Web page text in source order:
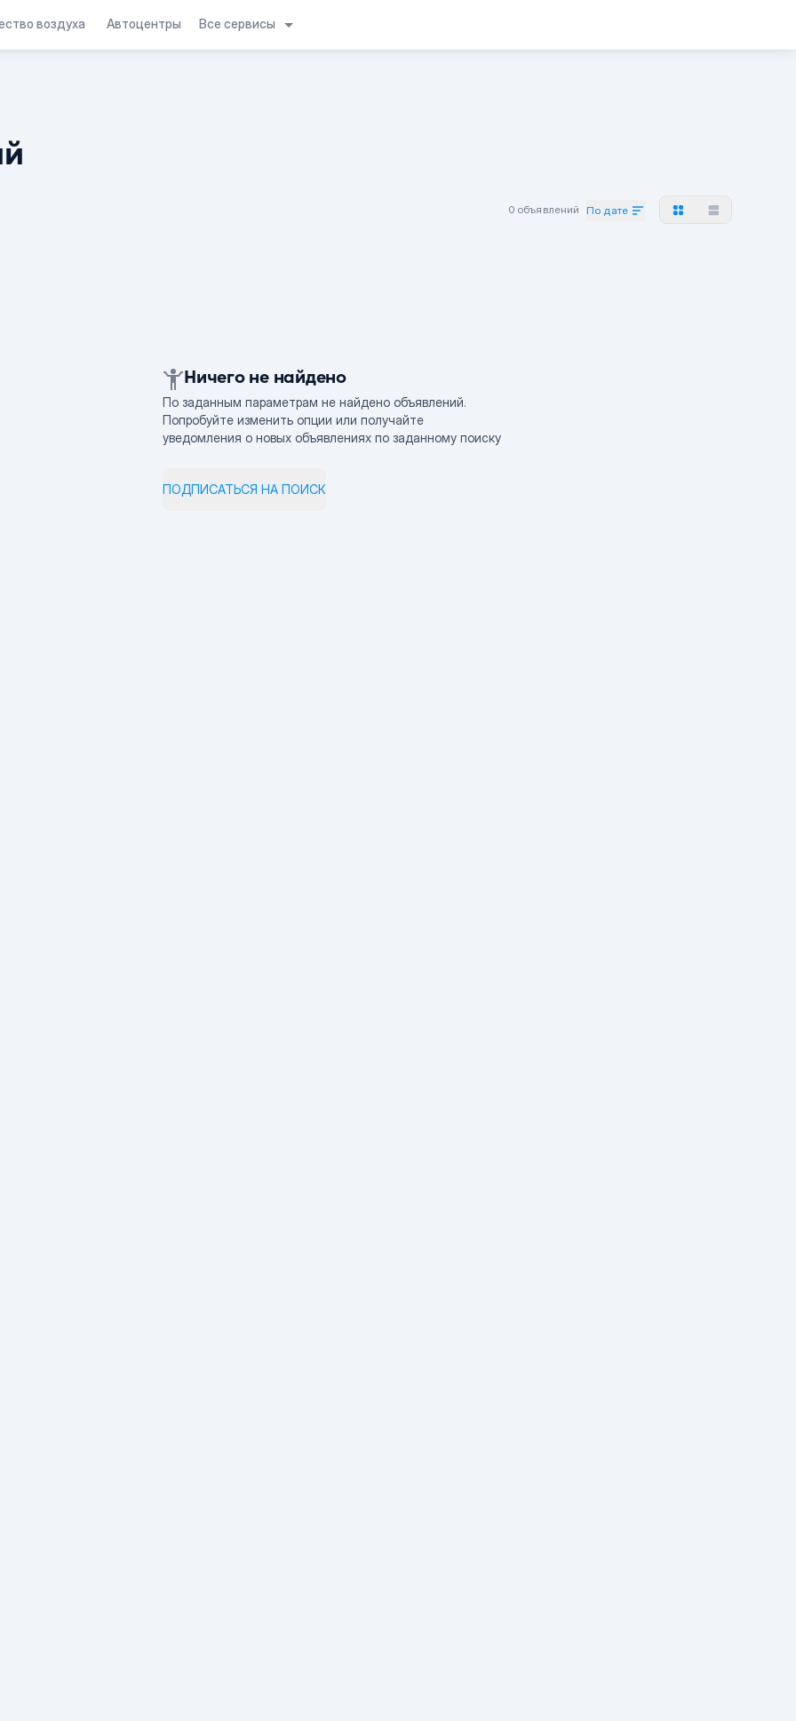
воздуха Автоцентры Все сервисы
0 объявлений По дате
Ничего не найдено
По заданным параметрам не найдено объявлений.
Попробуйте изменить опции или получайте
уведомления о новых объявлениях по заданному поиску
ПОДПИСАТЬСЯ НА ПОИСК